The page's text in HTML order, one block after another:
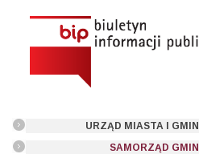
URZĄD MIASTA I
SAMORZĄD